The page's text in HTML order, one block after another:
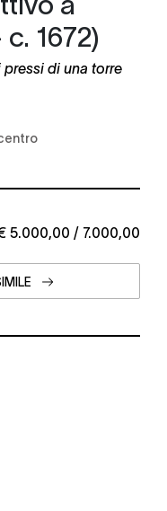
1672)
di una torre
5.000,00 / 7.000,00